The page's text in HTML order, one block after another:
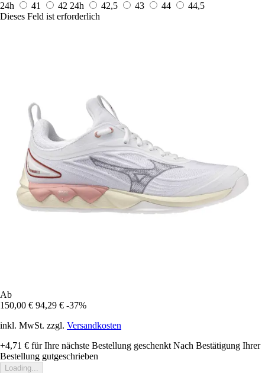
24h
41 42 24h 42,5 43 44
44,5
Dieses Feld ist erforderlich
Ab
150,00 € 94,29 € -37%
inkl. MwSt. zzgl. Versandkosten
+4,71 € für Ihre nächste Bestellung geschenkt Nach Bestätigung Ihrer
Bestellung gutgeschrieben
Loading...